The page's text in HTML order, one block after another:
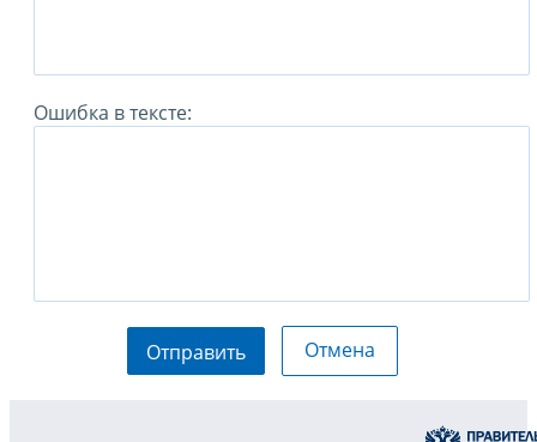
Ошибка в тексте:
Отправить Отмена